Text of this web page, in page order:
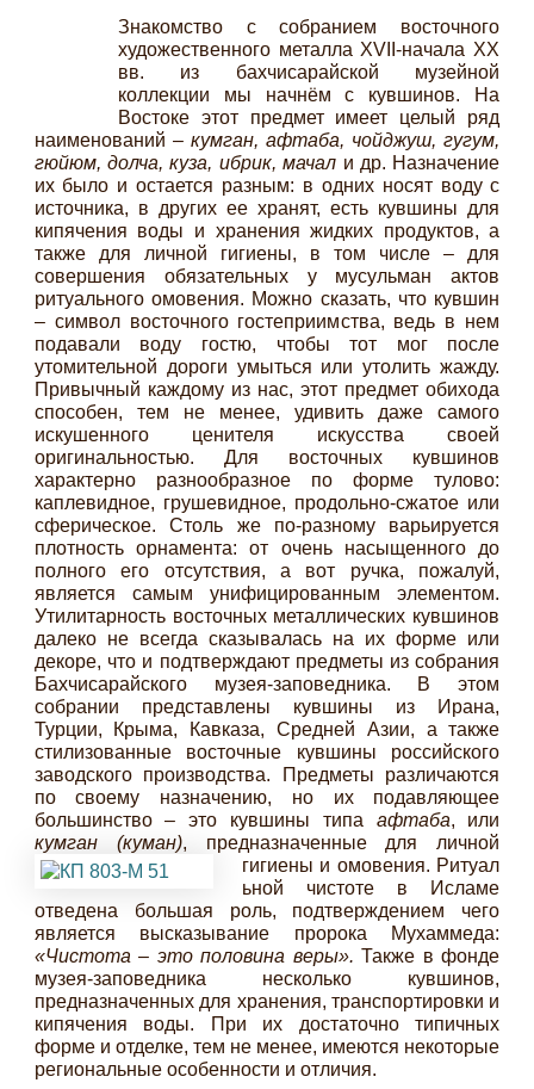
Знакомство с собранием восточного
художественного металла XVII-начала XX
вв. из бахчисарайской музейной
коллекции мы начнём с кувшинов. На
Востоке этот предмет имеет целый ряд
наименований – кумган, афтаба, чойджуш, гугум,
гюйюм, долча, куза, ибрик, мачал и др. Назначение
их было и остается разным: в одних носят воду с
источника, в других ее хранят, есть кувшины для
кипячения воды и хранения жидких продуктов, а
также для личной гигиены, в том числе – для
совершения обязательных у мусульман актов
ритуального омовения. Можно сказать, что кувшин
– символ восточного гостеприимства, ведь в нем
подавали воду гостю, чтобы тот мог после
утомительной дороги умыться или утолить жажду.
Привычный каждому из нас, этот предмет обихода
способен, тем не менее, удивить даже самого
искушенного ценителя искусства своей
оригинальностью. Для восточных кувшинов
характерно разнообразное по форме тулово:
каплевидное, грушевидное, продольно-сжатое или
сферическое. Столь же по-разному варьируется
плотность орнамента: от очень насыщенного до
полного его отсутствия, а вот ручка, пожалуй,
является самым унифицированным элементом.
Утилитарность восточных металлических кувшинов
далеко не всегда сказывалась на их форме или
декоре, что и подтверждают предметы из собрания
Бахчисарайского музея-заповедника. В этом
собрании представлены кувшины из Ирана,
Турции, Крыма, Кавказа, Средней Азии, а также
стилизованные восточные кувшины российского
заводского производства. Предметы различаются
по своему назначению, но их подавляющее
большинство – это кувшины типа афтаба, или
кумган (куман), предназначенные для личной
гигиены и омовения. Ритуал
ьной чистоте в Исламе
отведена большая роль, подтверждением чего
является высказывание пророка Мухаммеда:
«Чистота – это половина веры». Также в фонде
музея-заповедника несколько кувшинов,
предназначенных для хранения, транспортировки и
кипячения воды. При их достаточно типичных
форме и отделке, тем не менее, имеются некоторые
региональные особенности и отличия.